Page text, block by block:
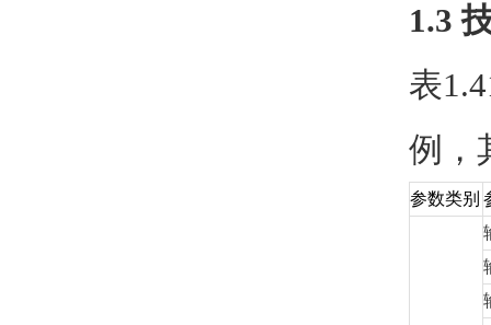
1.3
表
例，
参数类别